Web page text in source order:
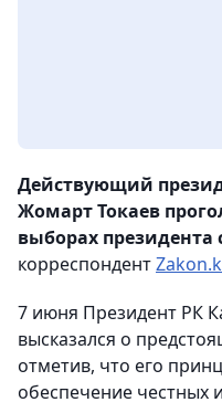
Действующий
Жомарт Токаев
выборах президента
корреспондент
7 июня Президент РК
высказался о
отметив, что его
обеспечение честных